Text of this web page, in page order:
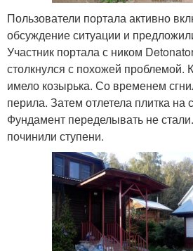
Пользователи портала активно
обсуждение ситуации и
Участник портала с ником
столкнулся с похожей проблемой.
имело козырька. Со временем
перила. Затем отлетела плитка на
Фундамент переделывать не
починили ступени.